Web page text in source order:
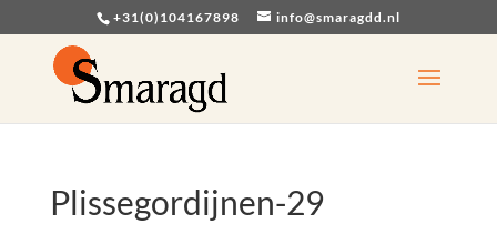
+31(0)104167898 info@smaragdd.nl
Plissegordijnen-29